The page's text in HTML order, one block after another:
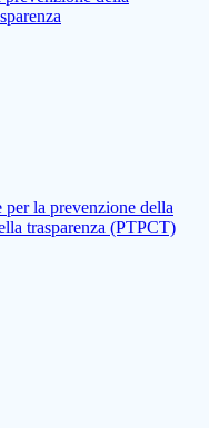
per la prevenzione della
trasparenza (PTPCT)